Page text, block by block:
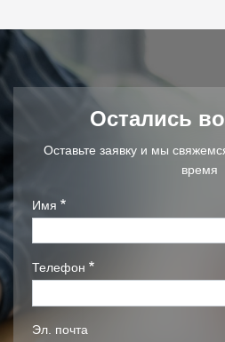
Остались
Оставьте заявку и мы
время
Имя
Телефон
Эл. почта